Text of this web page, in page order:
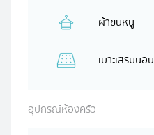
ผ้าขนหนู
เบาะเสริมนอน
อุปกรณ์ห้องครัว